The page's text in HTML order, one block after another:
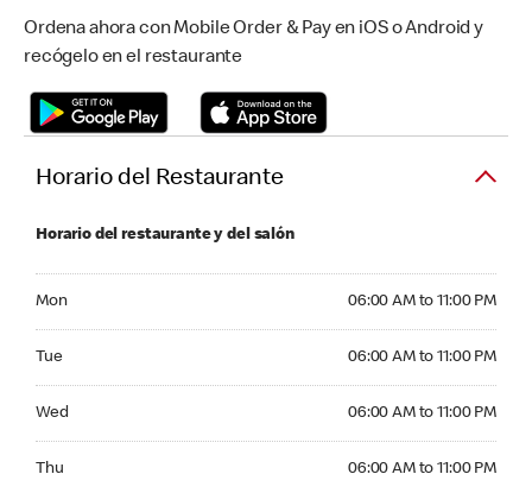
Ordena ahora con Mobile Order & Pay en iOS o Android y
recógelo en el restaurante
Horario del Restaurante
Horario del restaurante y del salón
Mon 06:00 AM to 11:00 PM
Tue 06:00 AM to 11:00 PM
Wed 06:00 AM to 11:00 PM
Thu 06:00 AM to 11:00 PM